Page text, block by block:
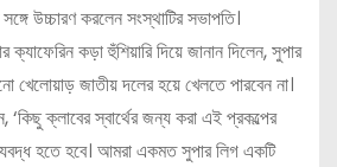
উচ্চারণ করলেন সংস্থাটির সভাপতি।
ক্যাফেরিন কড়া হুঁশিয়ারি দিয়ে জানান দিলেন, সুপার
জাতীয় দলের হয়ে খেলতে পারবেন না।
‘কিছু ক্লাবের স্বার্থের জন্য করা এই প্রকল্পের
হতে হবে। আমরা একমত সুপার লিগ একটি